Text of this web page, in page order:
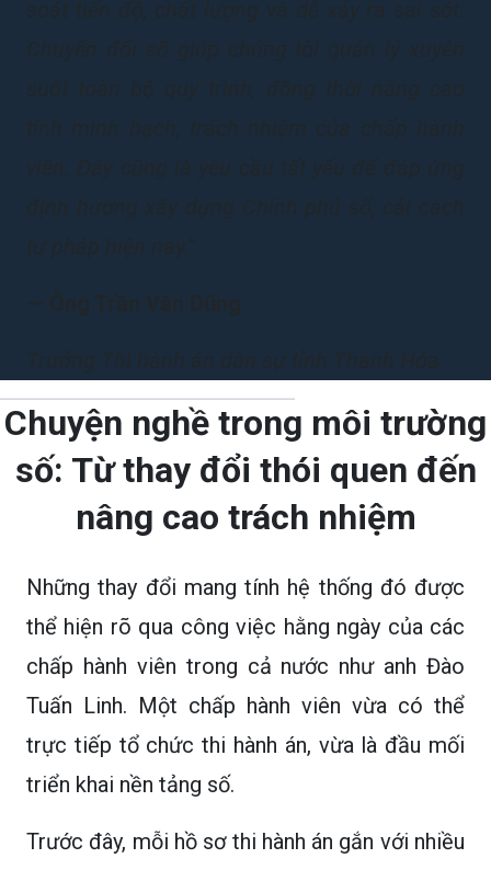
Chuyện nghề trong môi trường
số: Từ thay đổi thói quen đến
nâng cao trách nhiệm
Những thay đổi mang tính hệ thống đó được
thể hiện rõ qua công việc hằng ngày của các
chấp hành viên trong cả nước như anh Đào
Tuấn Linh. Một chấp hành viên vừa có thể
trực tiếp tổ chức thi hành án, vừa là đầu mối
triển khai nền tảng số.
Trước đây, mỗi hồ sơ thi hành án gắn với nhiều